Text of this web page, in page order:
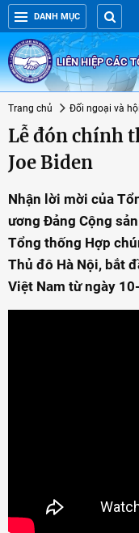
DANH MỤC
LIÊN HIỆP CÁC
Trang chủ Đối ngoại và
Lễ đón chính
Joe Biden
Nhận lời mời của
ương Đảng Cộng
Tổng thống Hợp
Thủ đô Hà Nội, bắt
Việt Nam từ ngày